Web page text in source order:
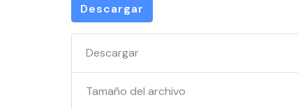
Descargar
Descargar
Tamaño del archivo